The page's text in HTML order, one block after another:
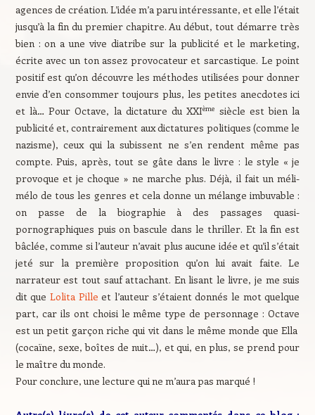
agences de création. L’idée m’a paru intéressante, et elle l’était
jusqu’à la fin du premier chapitre. Au début, tout démarre très
bien : on a une vive diatribe sur la publicité et le marketing,
écrite avec un ton assez provocateur et sarcastique. Le point
positif est qu’on découvre les méthodes utilisées pour donner
envie d’en consommer toujours plus, les petites anecdotes ici
et là… Pour Octave, la dictature du XXIème siècle est bien la
publicité et, contrairement aux dictatures politiques (comme le
nazisme), ceux qui la subissent ne s’en rendent même pas
compte. Puis, après, tout se gâte dans le livre : le style « je
provoque et je choque » ne marche plus. Déjà, il fait un méli-
mélo de tous les genres et cela donne un mélange imbuvable :
on passe de la biographie à des passages quasi-
pornographiques puis on bascule dans le thriller. Et la fin est
bâclée, comme si l’auteur n’avait plus aucune idée et qu’il s’était
jeté sur la première proposition qu’on lui avait faite. Le
narrateur est tout sauf attachant. En lisant le livre, je me suis
dit queLolita Pille et l’auteur s’étaient donnés le mot quelque
part, car ils ont choisi le même type de personnage : Octave
est un petit garçon riche qui vit dans le même monde que Ella
(cocaïne, sexe, boîtes de nuit…), et qui, en plus, se prend pour
le maître du monde.
Pour conclure, une lecture qui ne m’aura pas marqué !